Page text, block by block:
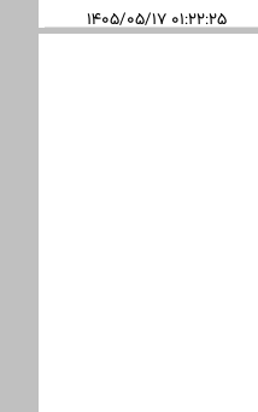
۰۱:۲۲:۲۵ ۱۴۰۵/۰۵/۱۷